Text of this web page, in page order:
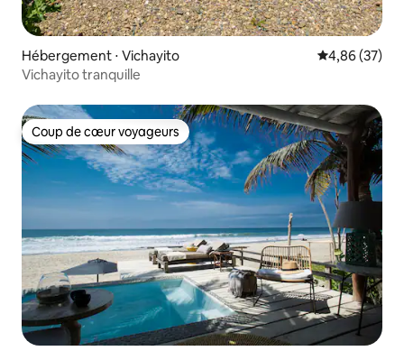
Hébergement ⋅ Vichayito Évaluation
4,86 (37)
Vichayito tranquille
Coup de cœur voyageurs
Coup de cœur voyageurs